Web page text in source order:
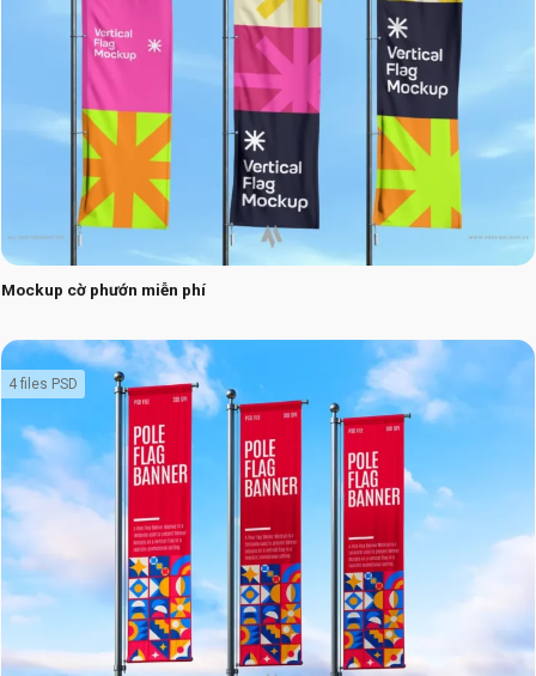
Mockup cờ phướn miễn phí
4 files PSD